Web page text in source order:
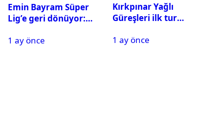
Emin Bayram Süper
Lig’e geri dönüyor:
1 ay önce
Kırkpınar Yağlı
Güreşleri ilk tur
2. tura geçen
1 ay önce